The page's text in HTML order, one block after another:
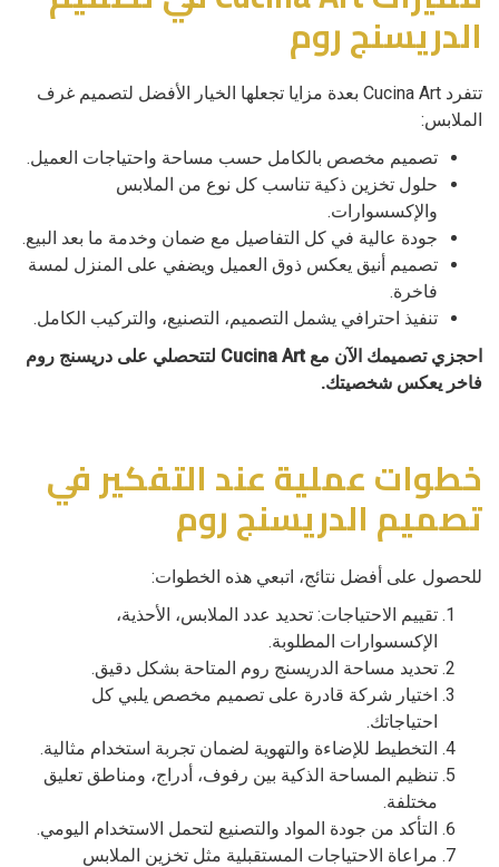
الدريسنج روم
تتفرد Cucina Art بعدة مزايا تجعلها الخيار الأفضل لتصميم غرف
الملابس:
تصميم مخصص بالكامل حسب مساحة واحتياجات العميل.
حلول تخزين ذكية تناسب كل نوع من الملابس
والإكسسوارات.
جودة عالية في كل التفاصيل مع ضمان وخدمة ما بعد البيع.
تصميم أنيق يعكس ذوق العميل ويضفي على المنزل لمسة
فاخرة.
تنفيذ احترافي يشمل التصميم، التصنيع، والتركيب الكامل.
احجزي تصميمك الآن مع Cucina Art لتتحصلي على دريسنج روم
فاخر يعكس شخصيتك.
خطوات عملية عند التفكير في
تصميم الدريسنج روم
للحصول على أفضل نتائج، اتبعي هذه الخطوات:
تقييم الاحتياجات: تحديد عدد الملابس، الأحذية،
الإكسسوارات المطلوبة.
تحديد مساحة الدريسنج روم المتاحة بشكل دقيق.
اختيار شركة قادرة على تصميم مخصص يلبي كل
احتياجاتك.
التخطيط للإضاءة والتهوية لضمان تجربة استخدام مثالية.
تنظيم المساحة الذكية بين رفوف، أدراج، ومناطق تعليق
مختلفة.
التأكد من جودة المواد والتصنيع لتحمل الاستخدام اليومي.
مراعاة الاحتياجات المستقبلية مثل تخزين الملابس